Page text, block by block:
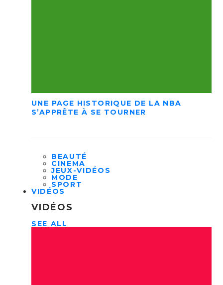
UNE PAGE HISTORIQUE DE LA NBA
S’APPRÊTE À SE TOURNER
BEAUTÉ
CINEMA
JEUX-VIDÉOS
MODE
SPORT
VIDÉOS
VIDÉOS
SEE ALL